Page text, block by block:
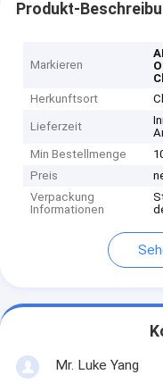
Produkt-
Markieren
Herkunftsort
Lieferzeit
Min Bestellmenge
Preis
Verpackung
Informationen
Mr. Luke Yang